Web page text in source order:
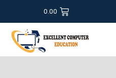
0.00